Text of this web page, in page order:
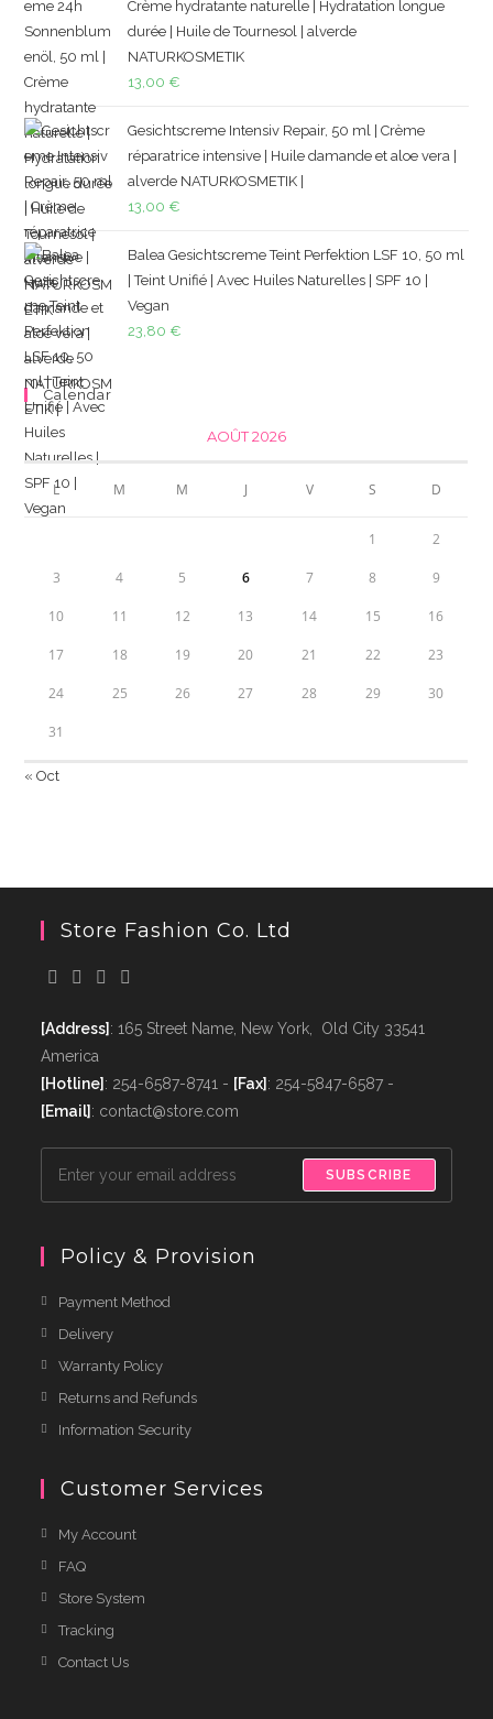
Crème hydratante naturelle | Hydratation longue
durée | Huile de Tournesol | alverde
NATURKOSMETIK
13,00 €
Gesichtscreme Intensiv Repair, 50 ml | Crème
réparatrice intensive | Huile damande et aloe vera |
alverde NATURKOSMETIK |
13,00 €
Balea Gesichtscreme Teint Perfektion LSF 10, 50 ml
| Teint Unifié | Avec Huiles Naturelles | SPF 10 |
Vegan
23,80 €
Calendar
AOÛT 2026
L M M J V S D
1 2
3 4 5 6 7 8 9
10 11 12 13 14 15 16
17 18 19 20 21 22 23
24 25 26 27 28 29 30
31
« Oct
Store Fashion Co. Ltd
[Address]: 165 Street Name, New York, Old City 33541
America
[Hotline]: 254-6587-8741 - [Fax]: 254-5847-6587 -
[Email]: contact@store.com
SUBSCRIBE
Policy & Provision
Payment Method
Delivery
Warranty Policy
Returns and Refunds
Information Security
Customer Services
My Account
FAQ
Store System
Tracking
Contact Us